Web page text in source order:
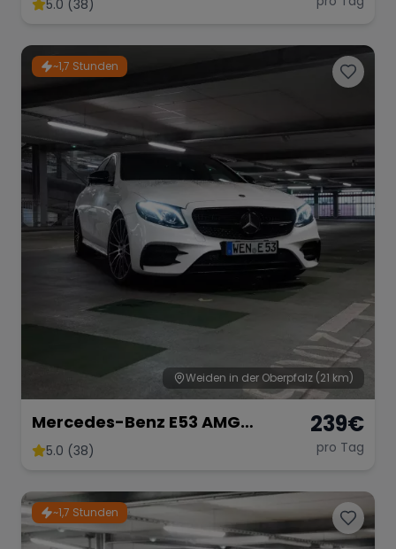
Range Rover
5.0 (38)
~1,7 Stunden
Weiden in der Oberpfalz (21 km)
Mercedes-Benz E53 AMG
Performance
5.0 (38)
239€
pro Tag
~1,7 Stunden